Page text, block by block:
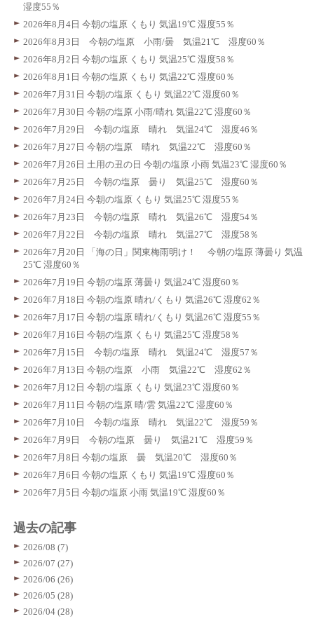
湿度55％
2026年8月4日 今朝の塩原 くもり 気温19℃ 湿度55％
2026年8月3日 今朝の塩原 小雨/曇 気温21℃ 湿度60％
2026年8月2日 今朝の塩原 くもり 気温25℃ 湿度58％
2026年8月1日 今朝の塩原 くもり 気温22℃ 湿度60％
2026年7月31日 今朝の塩原 くもり 気温22℃ 湿度60％
2026年7月30日 今朝の塩原 小雨/晴れ 気温22℃ 湿度60％
2026年7月29日 今朝の塩原 晴れ 気温24℃ 湿度46％
2026年7月27日 今朝の塩原 晴れ 気温22℃ 湿度60％
2026年7月26日 土用の丑の日 今朝の塩原 小雨 気温23℃ 湿度60％
2026年7月25日 今朝の塩原 曇り 気温25℃ 湿度60％
2026年7月24日 今朝の塩原 くもり 気温25℃ 湿度55％
2026年7月23日 今朝の塩原 晴れ 気温26℃ 湿度54％
2026年7月22日 今朝の塩原 晴れ 気温27℃ 湿度58％
2026年7月20日 「海の日」関東梅雨明け！ 今朝の塩原 薄曇り 気温
25℃ 湿度60％
2026年7月19日 今朝の塩原 薄曇り 気温24℃ 湿度60％
2026年7月18日 今朝の塩原 晴れ/くもり 気温26℃ 湿度62％
2026年7月17日 今朝の塩原 晴れ/くもり 気温26℃ 湿度55％
2026年7月16日 今朝の塩原 くもり 気温25℃ 湿度58％
2026年7月15日 今朝の塩原 晴れ 気温24℃ 湿度57％
2026年7月13日 今朝の塩原 小雨 気温22℃ 湿度62％
2026年7月12日 今朝の塩原 くもり 気温23℃ 湿度60％
2026年7月11日 今朝の塩原 晴/雲 気温22℃ 湿度60％
2026年7月10日 今朝の塩原 晴れ 気温22℃ 湿度59％
2026年7月9日 今朝の塩原 曇り 気温21℃ 湿度59％
2026年7月8日 今朝の塩原 曇 気温20℃ 湿度60％
2026年7月6日 今朝の塩原 くもり 気温19℃ 湿度60％
2026年7月5日 今朝の塩原 小雨 気温19℃ 湿度60％
過去の記事
2026/08 (7)
2026/07 (27)
2026/06 (26)
2026/05 (28)
2026/04 (28)